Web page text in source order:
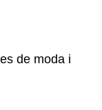
de moda i